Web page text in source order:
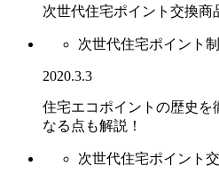
次世代住宅ポイント交換商
次世代住宅ポイント
2020.3.3
住宅エコポイントの歴史
なる点も解説！
次世代住宅ポイント